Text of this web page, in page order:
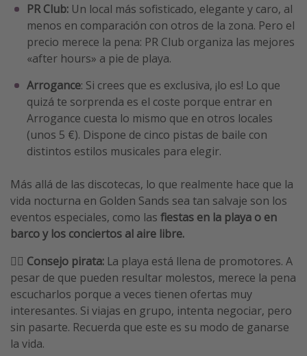
PR Club: Un local más sofisticado, elegante y caro, al
menos en comparación con otros de la zona. Pero el
precio merece la pena: PR Club organiza las mejores
«after hours» a pie de playa.
Arrogance: Si crees que es exclusiva, ¡lo es! Lo que
quizá te sorprenda es el coste porque entrar en
Arrogance cuesta lo mismo que en otros locales
(unos 5 €). Dispone de cinco pistas de baile con
distintos estilos musicales para elegir.
Más allá de las discotecas, lo que realmente hace que la
vida nocturna en Golden Sands sea tan salvaje son los
eventos especiales, como las fiestas en la playa o en
barco y los conciertos al aire libre.
🏴‍☠️ Consejo pirata: La playa está llena de promotores. A
pesar de que pueden resultar molestos, merece la pena
escucharlos porque a veces tienen ofertas muy
interesantes. Si viajas en grupo, intenta negociar, pero
sin pasarte. Recuerda que este es su modo de ganarse
la vida.